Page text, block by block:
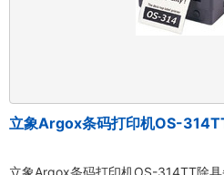
立象Argox条码打印机OS-
立象Argox条码打印机OS-314TT除